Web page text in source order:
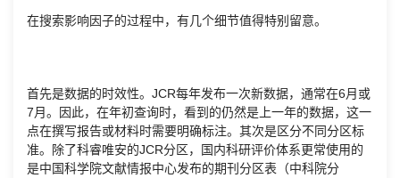
在搜索影响因子的过程中，有几个细节值得特别留意。
首先是数据的时效性。JCR每年发布一次新数据，通常在6月或
7月。因此，在年初查询时，看到的仍然是上一年的数据，这一
点在撰写报告或材料时需要明确标注。其次是区分不同分区标
准。除了科睿唯安的JCR分区，国内科研评价体系更常使用的
是中国科学院文献情报中心发布的期刊分区表（中科院分